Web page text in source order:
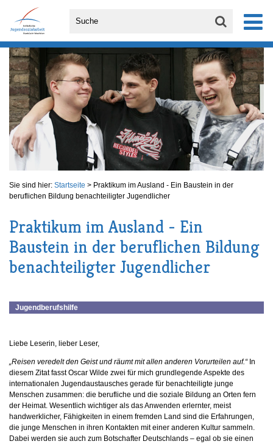
Sie sind hier: Startseite > Praktikum im Ausland - Ein Baustein in der
beruflichen Bildung benachteiligter Jugendlicher
Praktikum im Ausland - Ein
Baustein in der beruflichen Bildung
benachteiligter Jugendlicher
Jugendberufshilfe
Liebe Leserin, lieber Leser,
„Reisen veredelt den Geist und räumt mit allen anderen Vorurteilen auf.“In
diesem Zitat fasst Oscar Wilde zwei für mich grundlegende Aspekte des
internationalen Jugendaustausches gerade für benachteiligte junge
Menschen zusammen: die berufliche und die soziale Bildung an Orten fern
der Heimat. Wesentlich wichtiger als das Anwenden erlernter, meist
handwerklicher, Fähigkeiten in einem fremden Land sind die Erfahrungen,
die junge Menschen in ihren Kontakten mit einer anderen Kultur sammeln.
Dabei werden sie auch zum Botschafter Deutschlands – egal ob sie einen